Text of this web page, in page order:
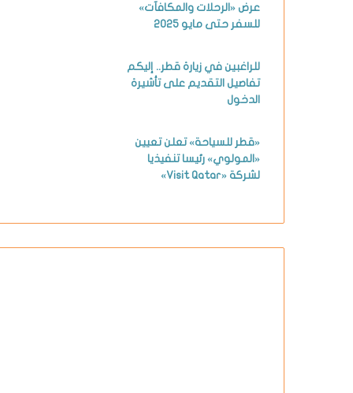
عرض «الرحلات والمكافآت»
للسفر حتى مايو 2025
للراغبين في زيارة قطر.. إليكم
تفاصيل التقديم على تأشيرة
الدخول
«قطر للسياحة» تعلن تعيين
«المولوي» رئيسا تنفيذيا
لشركة «Visit Qatar»